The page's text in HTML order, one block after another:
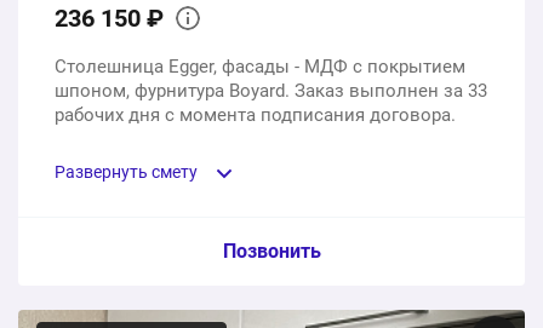
236 150 ₽
Столешница Egger, фасады - МДФ с покрытием
шпоном, фурнитура Boyard. Заказ выполнен за 33
рабочих дня с момента подписания договора.
Развернуть смету
Пункт сметы / Ед. изм. / Цена
Кухонный гарнитур под размеры заказчика
Позвонить